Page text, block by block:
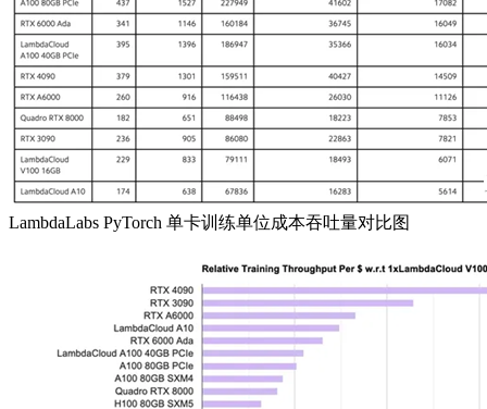
LambdaLabs PyTorch 单卡训练单位成本吞吐量对比图